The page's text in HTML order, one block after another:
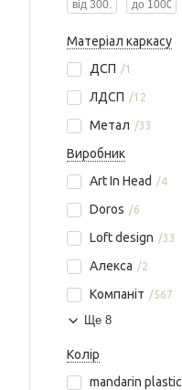
Матеріал каркасу
ДСП
1
ЛДСП 12
Метал 33
Виробник
Art In Head
4
Doros 6
Loft design 33
Алекса 2
Компаніт 567
Ще 8
Колір
mandarin plastic